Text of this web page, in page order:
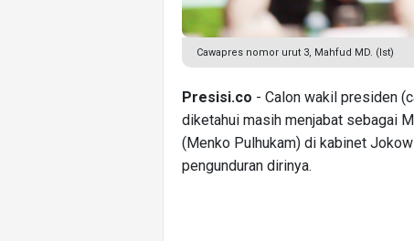
Cawapres nomor urut 3, Mahfud MD. (Ist)
Presisi.co - Calon wakil presiden
diketahui masih menjabat sebagai
(Menko Pulhukam) di kabinet
pengunduran dirinya.